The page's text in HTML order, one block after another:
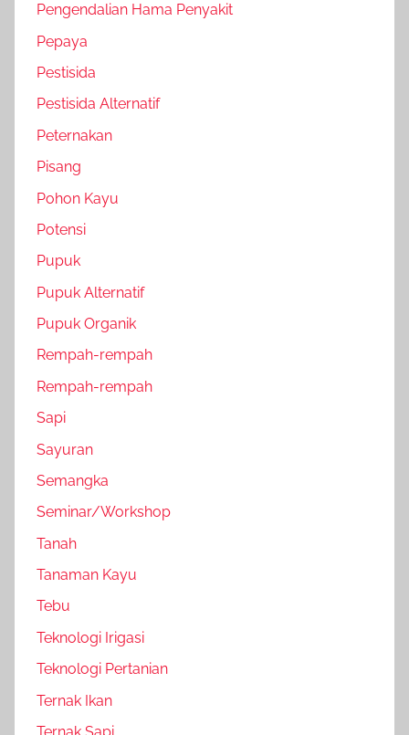
Pengendalian Hama Penyakit
Pepaya
Pestisida
Pestisida Alternatif
Peternakan
Pisang
Pohon Kayu
Potensi
Pupuk
Pupuk Alternatif
Pupuk Organik
Rempah-rempah
Rempah-rempah
Sapi
Sayuran
Semangka
Seminar/Workshop
Tanah
Tanaman Kayu
Tebu
Teknologi Irigasi
Teknologi Pertanian
Ternak Ikan